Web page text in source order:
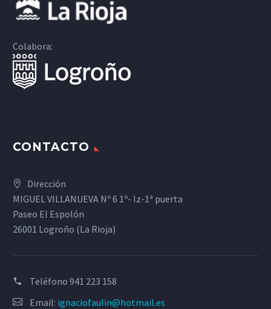
Colabora:
CONTACTO
Dirección
MIGUEL VILLANUEVA Nº 6 1º- Iz-1ª puerta
Paseo El Espolón
26001 Logroño (La Rioja)
Teléfono 941 223 158
Email: ignaciofaulin@hotmail.es